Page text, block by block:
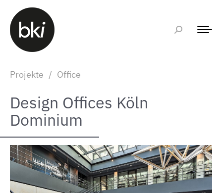
Projekte / Office
Design Offices Köln
Dominium